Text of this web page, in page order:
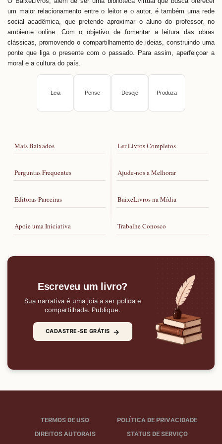
coragem sem ser imprudente e como cultivar
relações humanas baseadas na justiça e na
amizade verdadeira.
um maior relacionamento entre o leitor e o autor, é também uma rede
social acadêmica, que pretende aproximar o aluno do professor, no
ambiente online. Com o objetivo de fomentar a leitura das obras
clássicas, promovendo o compartilhamento de ideias, construindo uma
ponte que liga o presente com o passado. Para assim, aperfeiçoar a
moral e a cultura do país.
Leia Pense Deseje Produza
Mais Baixados
Perguntas Frequentes
Editoras Parceiras
Apoie uma Iniciativa
Ler Livros Completos
Ajude-nos a Melhorar
BaixeLivros na Mídia
Trabalhe Conosco
Escreveu um livro?
Sua narrativa é uma joia a ser polida e
compartilhada. Publique.
CADASTRE-SE GRÁTIS →
TERMOS DE USO
POLÍTICA DE PRIVACIDADE
DIREITOS AUTORAIS
STATUS DE SERVIÇO